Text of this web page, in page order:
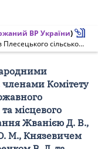
ВР України)
Про призначення позачергових виборів Плесецького сільського голови (Плесецька сільська рада Васильківського району Київської області)